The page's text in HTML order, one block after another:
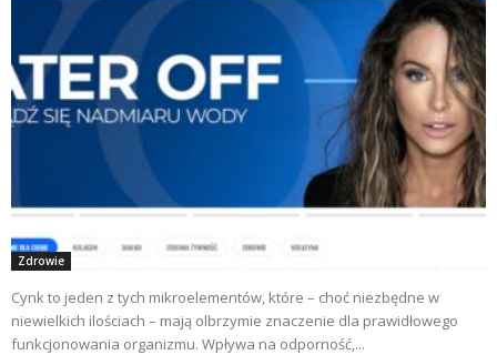
Zdrowie
Cynk to jeden z tych mikroelementów, które – choć niezbędne w
niewielkich ilościach – mają olbrzymie znaczenie dla prawidłowego
funkcjonowania organizmu. Wpływa na odporność,...